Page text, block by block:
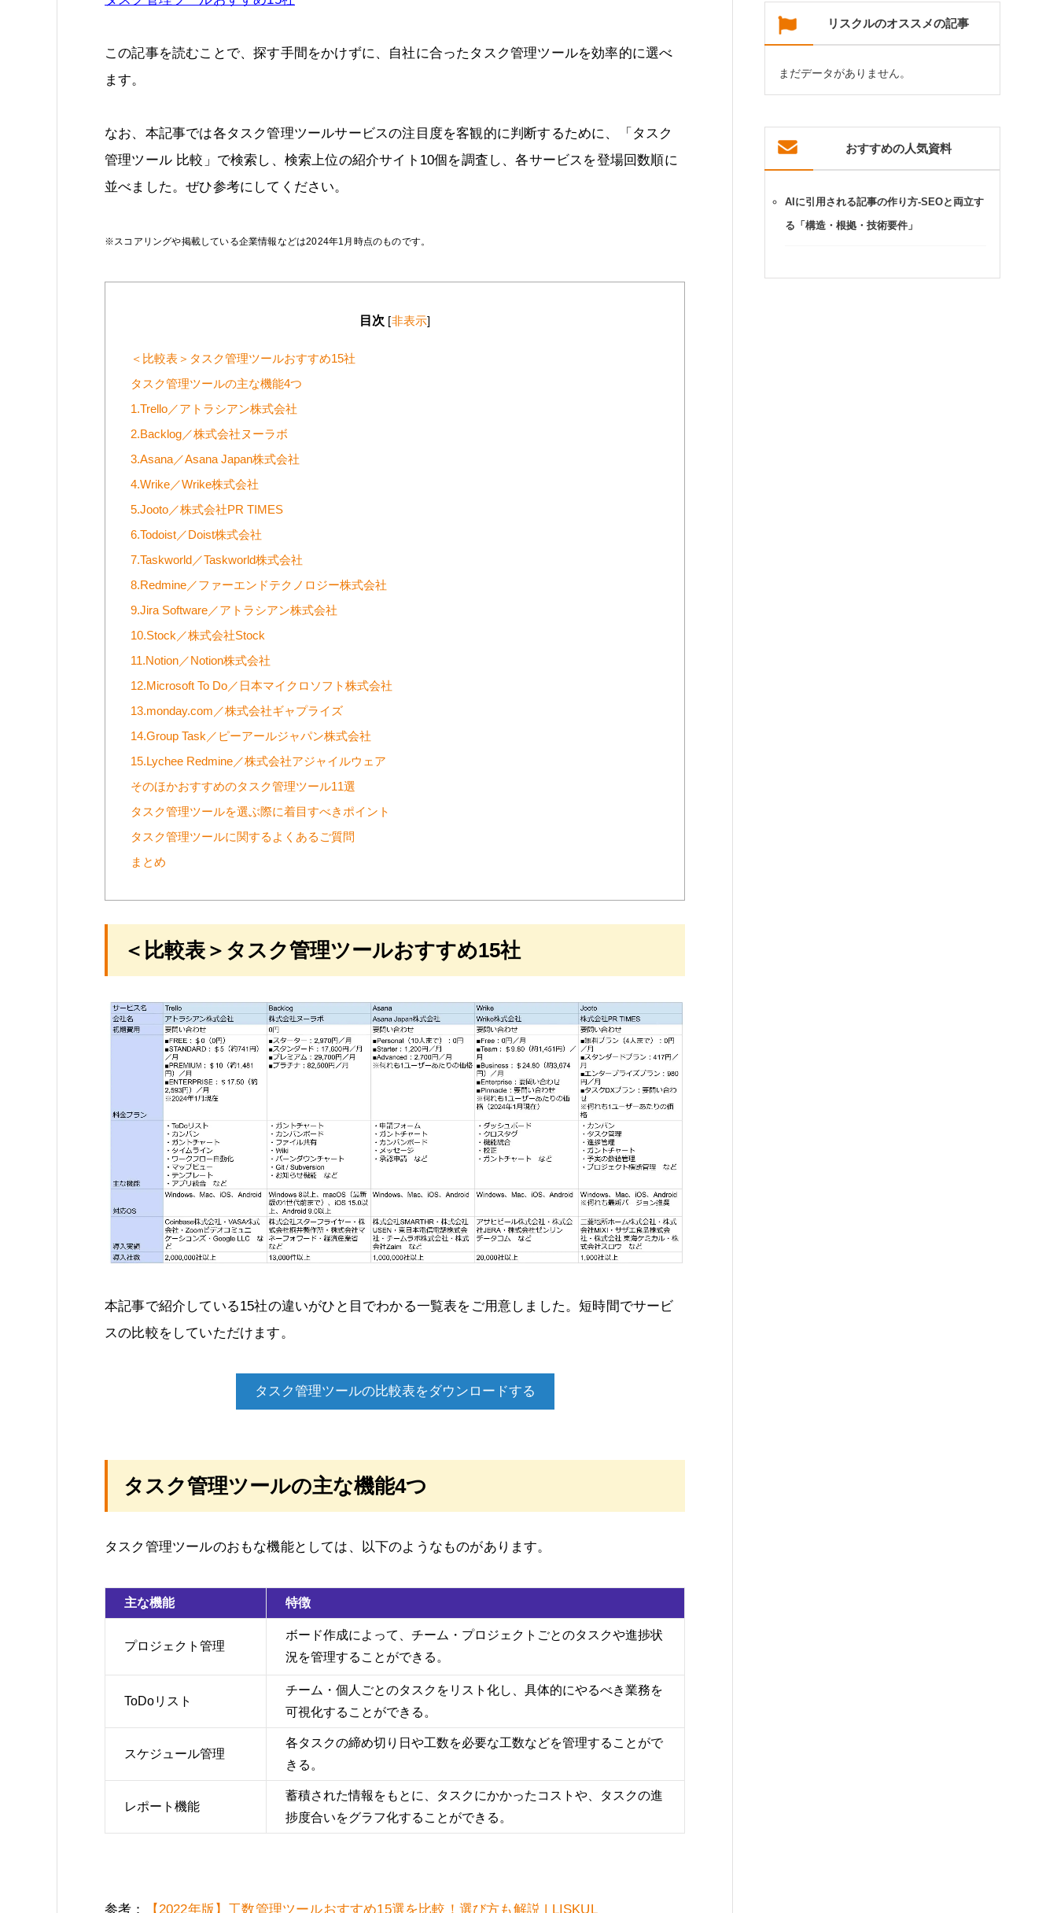
この記事を読むことで、探す手間をかけずに、自社に合ったタスク管理ツールを効率的に選べ
ます。
なお、本記事では各タスク管理ツールサービスの注目度を客観的に判断するために、「タスク
管理ツール 比較」で検索し、検索上位の紹介サイト10個を調査し、各サービスを登場回数順に
並べました。ぜひ参考にしてください。
※スコアリングや掲載している企業情報などは2024年1月時点のものです。
目次 [非表示]
＜比較表＞タスク管理ツールおすすめ15社
タスク管理ツールの主な機能4つ
1.Trello／アトラシアン株式会社
2.Backlog／株式会社ヌーラボ
3.Asana／Asana Japan株式会社
4.Wrike／Wrike株式会社
5.Jooto／株式会社PR TIMES
6.Todoist／Doist株式会社
7.Taskworld／Taskworld株式会社
8.Redmine／ファーエンドテクノロジー株式会社
9.Jira Software／アトラシアン株式会社
10.Stock／株式会社Stock
11.Notion／Notion株式会社
12.Microsoft To Do／日本マイクロソフト株式会社
13.monday.com／株式会社ギャプライズ
14.Group Task／ピーアールジャパン株式会社
15.Lychee Redmine／株式会社アジャイルウェア
そのほかおすすめのタスク管理ツール11選
タスク管理ツールを選ぶ際に着目すべきポイント
タスク管理ツールに関するよくあるご質問
まとめ
＜比較表＞タスク管理ツールおすすめ15社
本記事で紹介している15社の違いがひと目でわかる一覧表をご用意しました。短時間でサービ
スの比較をしていただけます。
タスク管理ツールの比較表をダウンロードする
タスク管理ツールの主な機能4つ
タスク管理ツールのおもな機能としては、以下のようなものがあります。
主な機能 特徴
プロジェクト管理
ボード作成によって、チーム・プロジェクトごとのタスクや進捗状
況を管理することができる。
ToDoリスト
チーム・個人ごとのタスクをリスト化し、具体的にやるべき業務を
可視化することができる。
スケジュール管理
各タスクの締め切り日や工数を必要な工数などを管理することがで
きる。
レポート機能
蓄積された情報をもとに、タスクにかかったコストや、タスクの進
捗度合いをグラフ化することができる。
参考： 【2022年版】工数管理ツールおすすめ15選を比較！選び方も解説 | LISKUL
リスクルのオススメの記事
まだデータがありません。
おすすめの人気資料
AIに引用される記事の作り方-SEOと両立す
る「構造・根拠・技術要件」